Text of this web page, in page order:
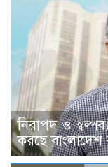
নিরাপদ ও
করছে বাংলাদেশ